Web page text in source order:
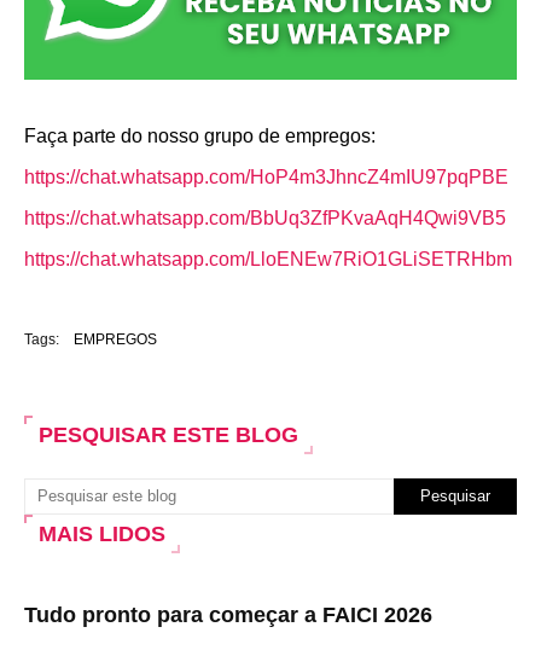
Faça parte do nosso grupo de empregos:
https://chat.whatsapp.com/HoP4m3JhncZ4mIU97pqPBE
https://chat.whatsapp.com/BbUq3ZfPKvaAqH4Qwi9VB5
https://chat.whatsapp.com/LloENEw7RiO1GLiSETRHbm
Tags: EMPREGOS
PESQUISAR ESTE BLOG
MAIS LIDOS
Tudo pronto para começar a FAICI 2026